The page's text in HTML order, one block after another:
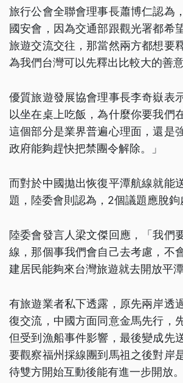
旅行公會全聯會理事長蕭博仁認為
國安會，因為交通部跟觀光署都希
旅遊交流交往，那當然兩方都想要
為我們台灣可以先釋出比較大的善意
優質旅遊發展協會理事長李奇嶽表
以坐在桌上吃飯，為什麼你要我們
這個部分是業界普遍心理面，還是
政府能夠趕快把禁團令解除。」
而對於中國拋出恢復平潭航線就能
題，陸委會則認為，2個議題應脫鉤
陸委會發言人梁文傑回應，「我們
線，那個事我們會自己去考慮，不
建居民能夠來台灣旅遊就去開放平潭
有旅遊業者私下透露，原先兩岸透
復交流，中國方面同意金馬先行，
但受到漁船事件影響，最後變成先
要觀察福州採線團到馬祖之後對岸
待雙方開始互動後能有進一步開放。